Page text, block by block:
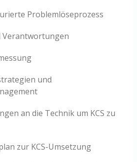
Problemlöseprozess
und
an die Technik um KCS zu
zur KCS-Umsetzung